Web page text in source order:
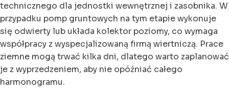
technicznego dla jednostki wewnętrznej i zasobnika. W
przypadku pomp gruntowych na tym etapie wykonuje
się odwierty lub układa kolektor poziomy, co wymaga
współpracy z wyspecjalizowaną firmą wiertniczą. Prace
ziemne mogą trwać kilka dni, dlatego warto zaplanować
je z wyprzedzeniem, aby nie opóźniać całego
harmonogramu.